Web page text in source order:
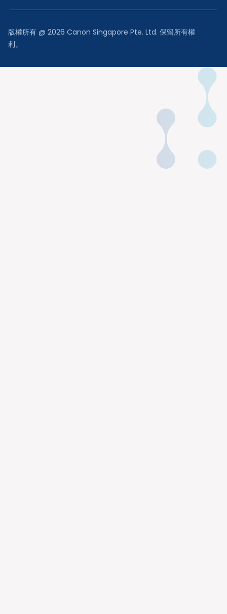
版權所有 @ 2026 Canon Singapore Pte. Ltd. 保留所有權
利。